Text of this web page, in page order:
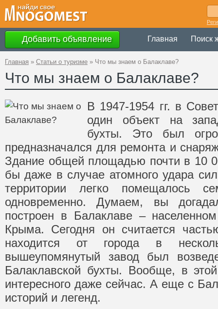
Добавить объявление Главная Поиск
Главная » Статьи о туризме » Что мы знаем о Балаклаве?
Что мы знаем о Балаклаве?
В 1947-1954 гг. в
один объект на
бухты. Это был
предназначался для ремонта и
Здание общей площадью почти в 10
бы даже в случае атомного удара
территории легко помещалось
одновременно. Думаем, вы
построен в Балаклаве –
Крыма. Сегодня он считается
находится от города в
вышеупомянутый завод был
Балаклавской бухты. Вообще, в
интересного даже сейчас. А еще с
историй и легенд.